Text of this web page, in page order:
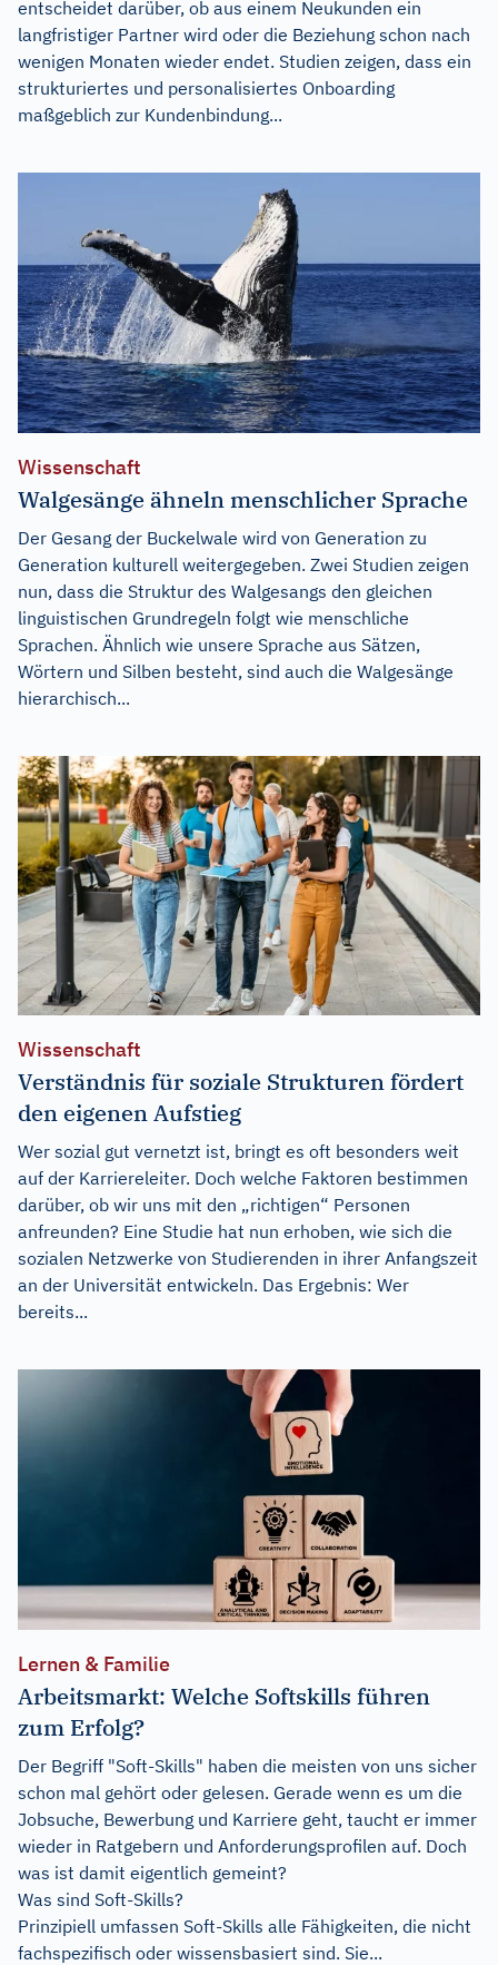
entscheidet darüber, ob aus einem Neukunden ein
langfristiger Partner wird oder die Beziehung schon nach
wenigen Monaten wieder endet. Studien zeigen, dass ein
strukturiertes und personalisiertes Onboarding
maßgeblich zur Kundenbindung...
Wissenschaft
Walgesänge ähneln menschlicher Sprache
Der Gesang der Buckelwale wird von Generation zu
Generation kulturell weitergegeben. Zwei Studien zeigen
nun, dass die Struktur des Walgesangs den gleichen
linguistischen Grundregeln folgt wie menschliche
Sprachen. Ähnlich wie unsere Sprache aus Sätzen,
Wörtern und Silben besteht, sind auch die Walgesänge
hierarchisch...
Wissenschaft
Verständnis für soziale Strukturen fördert
den eigenen Aufstieg
Wer sozial gut vernetzt ist, bringt es oft besonders weit
auf der Karriereleiter. Doch welche Faktoren bestimmen
darüber, ob wir uns mit den „richtigen“ Personen
anfreunden? Eine Studie hat nun erhoben, wie sich die
sozialen Netzwerke von Studierenden in ihrer Anfangszeit
an der Universität entwickeln. Das Ergebnis: Wer
bereits...
Lernen & Familie
Arbeitsmarkt: Welche Softskills führen
zum Erfolg?
Der Begriff "Soft-Skills" haben die meisten von uns sicher
schon mal gehört oder gelesen. Gerade wenn es um die
Jobsuche, Bewerbung und Karriere geht, taucht er immer
wieder in Ratgebern und Anforderungsprofilen auf. Doch
was ist damit eigentlich gemeint?
Was sind Soft-Skills?
Prinzipiell umfassen Soft-Skills alle Fähigkeiten, die nicht
fachspezifisch oder wissensbasiert sind. Sie...